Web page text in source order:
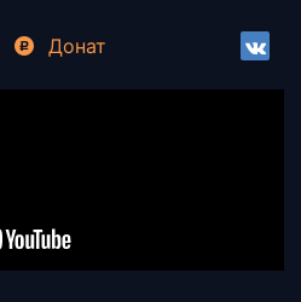
Донат